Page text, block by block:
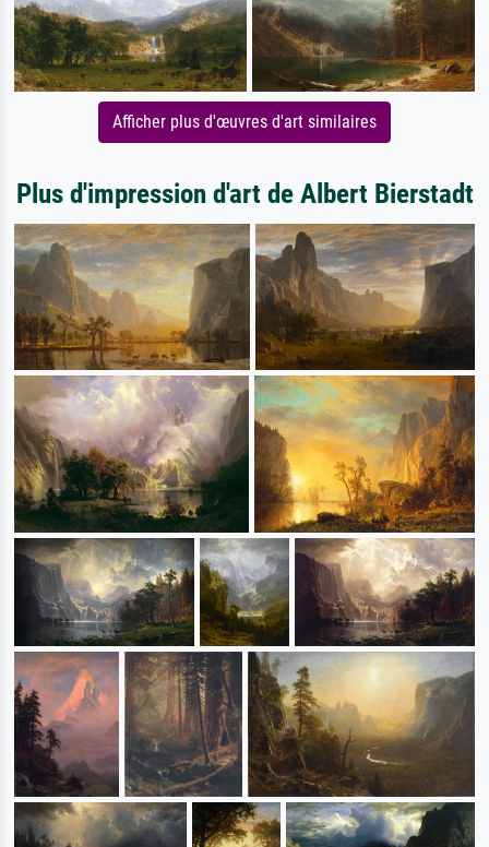
Afficher plus d'œuvres d'art similaires
Plus d'impression d'art de Albert Bierstadt